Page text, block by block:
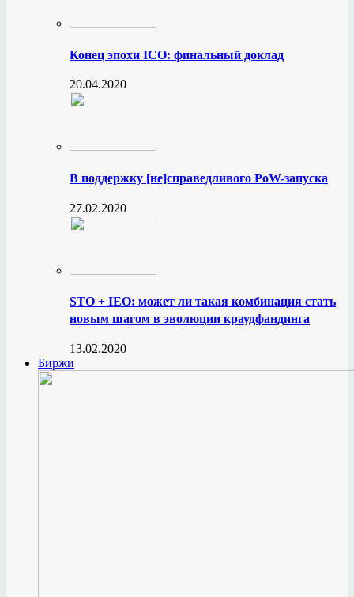
Конец эпохи ICO: финальный доклад
20.04.2020
В поддержку [не]справедливого PoW-запуска
27.02.2020
STO + IEO: может ли такая комбинация стать
новым шагом в эволюции краудфандинга
13.02.2020
Биржи